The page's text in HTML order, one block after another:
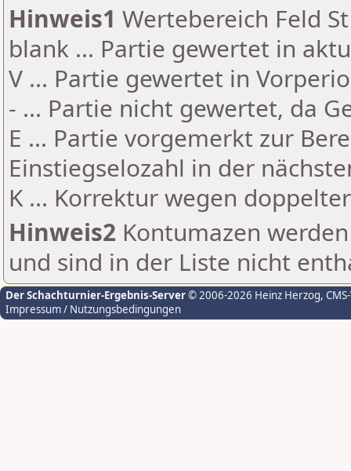
Hinweis1 Wertebereich Feld
blank ... Partie gewertet in
V ... Partie gewertet in
- ... Partie nicht gewertet, da
E ... Partie vorgemerkt zur
Einstiegselozahl in der
K ... Korrektur wegen
Hinweis2 Kontumazen
und sind in der Liste nicht
Der Schachturnier-Ergebnis-Server© 2006-2026 Heinz Herzog,
Impressum / Nutzungsbedingungen